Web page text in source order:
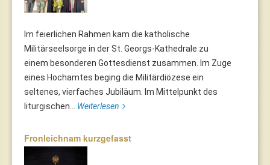
Im feierlichen Rahmen kam die katholische
Militärseelsorge in der St. Georgs-Kathedrale zu
einem besonderen Gottesdienst zusammen. Im Zuge
eines Hochamtes beging die Militärdiözese ein
seltenes, vierfaches Jubiläum. Im Mittelpunkt des
liturgischen... Weiterlesen
Fronleichnam kurzgefasst